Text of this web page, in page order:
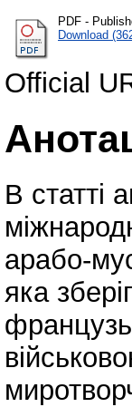
PDF -
Download
Official
В статті
арабо-
яка